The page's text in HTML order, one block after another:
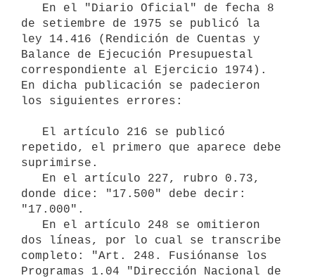
de setiembre de 1975 se publicó la
ley 14.416 (Rendición de Cuentas y
Balance de Ejecución Presupuestal
correspondiente al Ejercicio 1974).
En dicha publicación se padecieron
los siguientes errores:
repetido, el primero que aparece debe
suprimirse.
donde dice: "17.500" debe decir:
"17.000".
dos líneas, por lo cual se transcribe
completo: "Art. 248. Fusiónanse los
Programas 1.04 "Dirección Nacional de